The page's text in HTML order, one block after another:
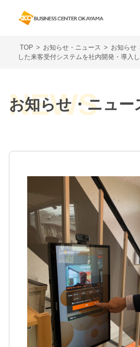
TOP > お知らせ・ニュース > お知らせ
した来客受付システムを社内開発・導入
お知らせ・ニュー